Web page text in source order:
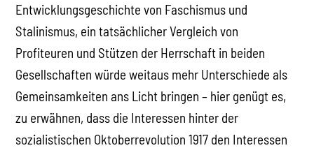
Entwicklungsgeschichte von Faschismus und
Stalinismus, ein tatsächlicher Vergleich von
Profiteuren und Stützen der Herrschaft in beiden
Gesellschaften würde weitaus mehr Unterschiede als
Gemeinsamkeiten ans Licht bringen – hier genügt es,
zu erwähnen, dass die Interessen hinter der
sozialistischen Oktoberrevolution 1917 den Interessen